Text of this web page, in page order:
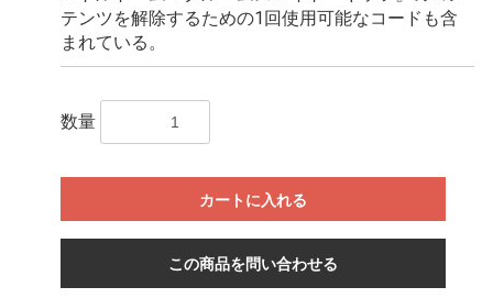
テンツを解除するための1回使用可能なコードも含
まれている。
数量
カートに入れる
この商品を問い合わせる